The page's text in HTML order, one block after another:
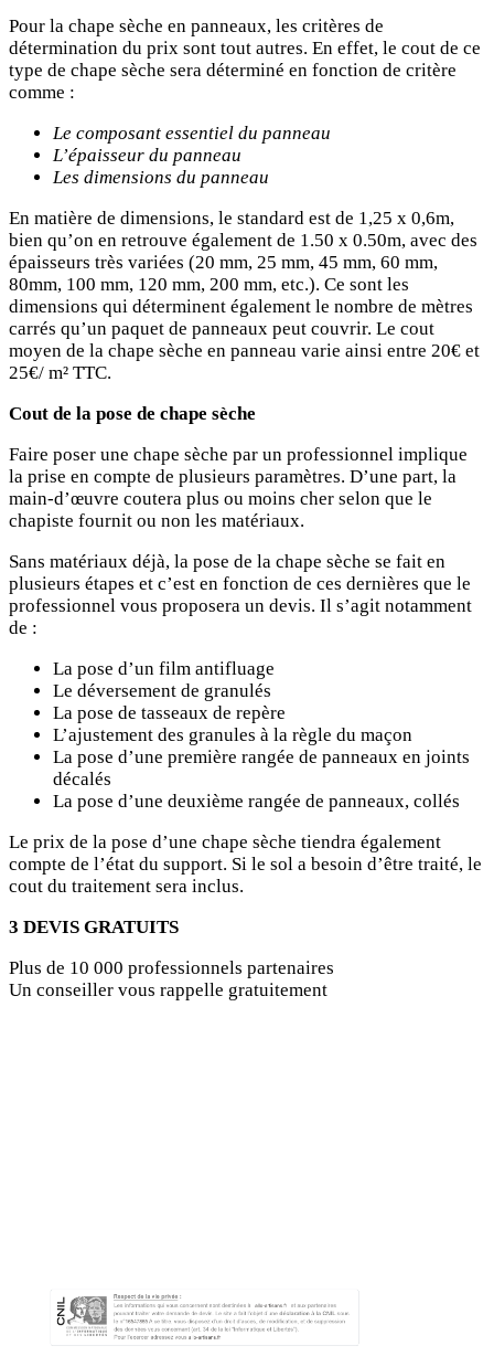
Pour la chape sèche en panneaux, les critères de
détermination du prix sont tout autres. En effet, le cout de ce
type de chape sèche sera déterminé en fonction de critère
comme :
Le composant essentiel du panneau
L’épaisseur du panneau
Les dimensions du panneau
En matière de dimensions, le standard est de 1,25 x 0,6m,
bien qu’on en retrouve également de 1.50 x 0.50m, avec des
épaisseurs très variées (20 mm, 25 mm, 45 mm, 60 mm,
80mm, 100 mm, 120 mm, 200 mm, etc.). Ce sont les
dimensions qui déterminent également le nombre de mètres
carrés qu’un paquet de panneaux peut couvrir. Le cout
moyen de la chape sèche en panneau varie ainsi entre 20€ et
25€/ m² TTC.
Cout de la pose de chape sèche
Faire poser une chape sèche par un professionnel implique
la prise en compte de plusieurs paramètres. D’une part, la
main-d’œuvre coutera plus ou moins cher selon que le
chapiste fournit ou non les matériaux.
Sans matériaux déjà, la pose de la chape sèche se fait en
plusieurs étapes et c’est en fonction de ces dernières que le
professionnel vous proposera un devis. Il s’agit notamment
de :
La pose d’un film antifluage
Le déversement de granulés
La pose de tasseaux de repère
L’ajustement des granules à la règle du maçon
La pose d’une première rangée de panneaux en joints
décalés
La pose d’une deuxième rangée de panneaux, collés
Le prix de la pose d’une chape sèche tiendra également
compte de l’état du support. Si le sol a besoin d’être traité, le
cout du traitement sera inclus.
3 DEVIS GRATUITS
Plus de 10 000 professionnels partenaires
Un conseiller vous rappelle gratuitement